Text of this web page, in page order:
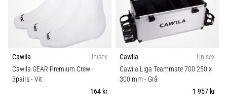
Visa
alla
artiklar
Cawila
Unisex
Cawila GEAR Premium Crew -
3pairs- Vit
164 kr
Cawila
Unisex
Cawila Liga Teammate 700 250 x
300 mm - Grå
1 957 kr